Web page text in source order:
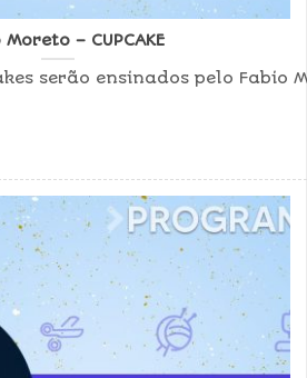
– CUPCAKE
serão ensinados pelo